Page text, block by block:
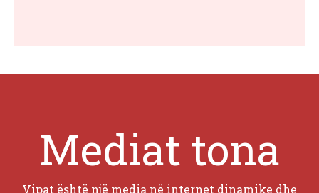
Mediat tona
Vipat është një media në internet dinamike dhe